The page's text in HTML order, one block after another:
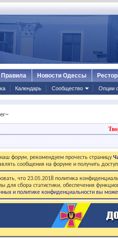
Календарь Сообщество Опции
Правила Новости Одессы
форум, рекомендуем прочесть страницу
сообщения на форуме и получить
что 23.05.2018 политика
для сбора статистики, обеспечения
и политике конфиденциальности вы